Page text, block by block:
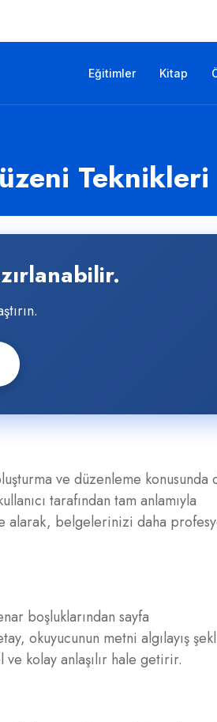
Eğitimler Kitap
Teknikleri
ve düzenleme konusunda
tarafından tam anlamıyla
alarak, belgelerinizi daha
boşluklarından sayfa
okuyucunun metni algılayış
kolay anlaşılır hale getirir.